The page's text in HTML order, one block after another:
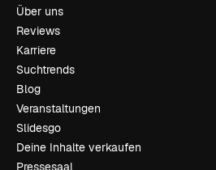
Über uns
Reviews
Karriere
Suchtrends
Blog
Veranstaltungen
Slidesgo
Deine Inhalte verkaufen
Pressesaal